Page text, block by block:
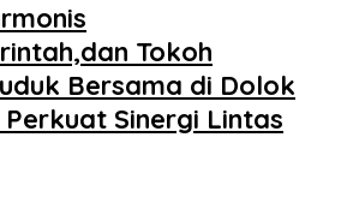
Tokoh
Bersama di Dolok
Sinergi Lintas